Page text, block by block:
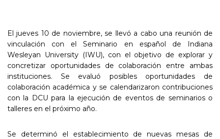
El jueves 10 de noviembre, se llevó a cabo una reunión de
vinculación con el Seminario en español de Indiana
Wesleyan University (IWU), con el objetivo de explorar y
concretizar oportunidades de colaboración entre ambas
instituciones. Se evaluó posibles oportunidades de
colaboración académica y se calendarizaron contribuciones
con la DCU para la ejecución de eventos de seminarios o
talleres en el próximo año.
Se determinó el establecimiento de nuevas mesas de